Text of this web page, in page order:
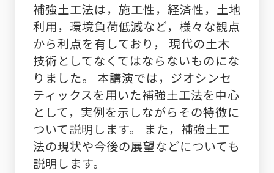
補強土工法は，施工性，経済性，土地
利用，環境負荷低減など，様々な観点
から利点を有しており， 現代の土木
技術としてなくてはならないものにな
りました。 本講演では，ジオシンセ
ティックスを用いた補強土工法を中心
として，実例を示しながらその特徴に
ついて説明します。 また，補強土工
法の現状や今後の展望などについても
説明します。